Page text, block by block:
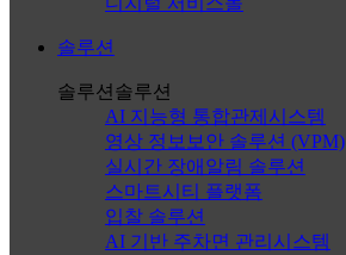
솔루션
솔루션 솔루션
AI 지능형 통합관제시스템
영상 정보보안 솔루션 (VPM)
실시간 장애알림 솔루션
스마트시티 플랫폼
입찰 솔루션
AI 기반 주차면 관리시스템